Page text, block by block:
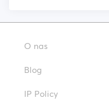
O nas
Blog
IP Policy